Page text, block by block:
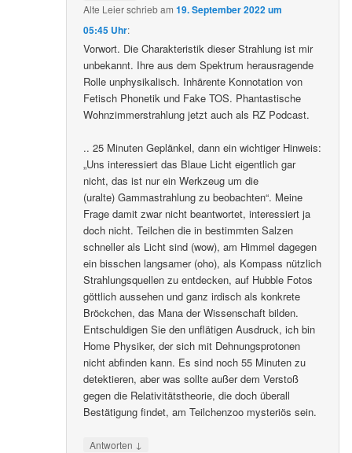
Alte Leierschriebam19. September 2022 um
05:45 Uhr:
Vorwort. Die Charakteristik dieser Strahlung ist mir
unbekannt. Ihre aus dem Spektrum herausragende
Rolle unphysikalisch. Inhärente Konnotation von
Fetisch Phonetik und Fake TOS. Phantastische
Wohnzimmerstrahlung jetzt auch als RZ Podcast.
.. 25 Minuten Geplänkel, dann ein wichtiger Hinweis:
„Uns interessiert das Blaue Licht eigentlich gar
nicht, das ist nur ein Werkzeug um die
(uralte) Gammastrahlung zu beobachten“. Meine
Frage damit zwar nicht beantwortet, interessiert ja
doch nicht. Teilchen die in bestimmten Salzen
schneller als Licht sind (wow), am Himmel dagegen
ein bisschen langsamer (oho), als Kompass nützlich
Strahlungsquellen zu entdecken, auf Hubble Fotos
göttlich aussehen und ganz irdisch als konkrete
Bröckchen, das Mana der Wissenschaft bilden.
Entschuldigen Sie den unflätigen Ausdruck, ich bin
Home Physiker, der sich mit Dehnungsprotonen
nicht abfinden kann. Es sind noch 55 Minuten zu
detektieren, aber was sollte außer dem Verstoß
gegen die Relativitätstheorie, die doch überall
Bestätigung findet, am Teilchenzoo mysteriös sein.
Antworten ↓